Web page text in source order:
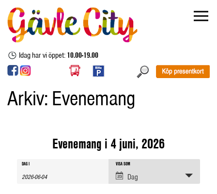
Idag har vi öppet:10.00-19.00
Arkiv: Evenemang
Evenemang i 4 juni, 2026
Evenemang
Evenemang
sök
DAG I Evenemang
Views
Navigation
VISA SOM
Dag